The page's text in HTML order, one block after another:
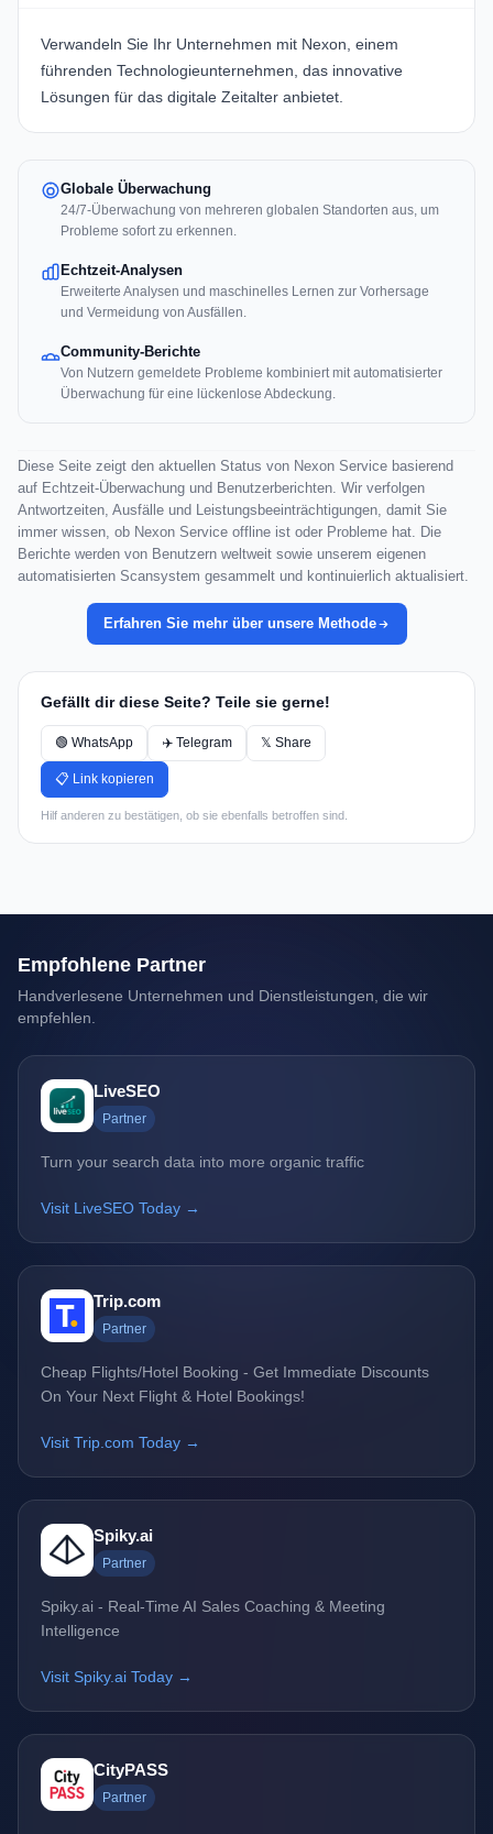
Verwandeln Sie Ihr Unternehmen mit Nexon, einem
führenden Technologieunternehmen, das innovative
Lösungen für das digitale Zeitalter anbietet.
Globale Überwachung
24/7-Überwachung von mehreren globalen Standorten aus, um
Probleme sofort zu erkennen.
Echtzeit-Analysen
Erweiterte Analysen und maschinelles Lernen zur Vorhersage
und Vermeidung von Ausfällen.
Community-Berichte
Von Nutzern gemeldete Probleme kombiniert mit automatisierter
Überwachung für eine lückenlose Abdeckung.
Diese Seite zeigt den aktuellen Status von Nexon Service basierend
auf Echtzeit-Überwachung und Benutzerberichten. Wir verfolgen
Antwortzeiten, Ausfälle und Leistungsbeeinträchtigungen, damit Sie
immer wissen, ob Nexon Service offline ist oder Probleme hat. Die
Berichte werden von Benutzern weltweit sowie unserem eigenen
automatisierten Scansystem gesammelt und kontinuierlich aktualisiert.
Erfahren Sie mehr über unsere Methode
Gefällt dir diese Seite? Teile sie gerne!
🟢 WhatsApp ✈️ Telegram 𝕏 Share
📋 Link kopieren
Hilf anderen zu bestätigen, ob sie ebenfalls betroffen sind.
Empfohlene Partner
Handverlesene Unternehmen und Dienstleistungen, die wir
empfehlen.
LiveSEO
Partner
Turn your search data into more organic traffic
Visit LiveSEO Today →
Trip.com
Partner
Cheap Flights/Hotel Booking - Get Immediate Discounts
On Your Next Flight & Hotel Bookings!
Visit Trip.com Today →
Spiky.ai
Partner
Spiky.ai - Real-Time AI Sales Coaching & Meeting
Intelligence
Visit Spiky.ai Today →
CityPASS
Partner